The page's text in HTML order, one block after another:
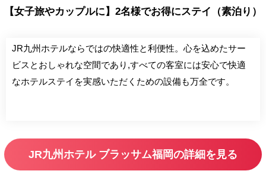
【女子旅やカップルに】2名様でお得にステイ（素泊り）
JR九州ホテルならではの快適性と利便性。心を込めたサー
ビスとおしゃれな空間であり,すべての客室には安心で快適
なホテルステイを実感いただくための設備も万全です。
JR九州ホテル ブラッサム福岡の詳細を見る